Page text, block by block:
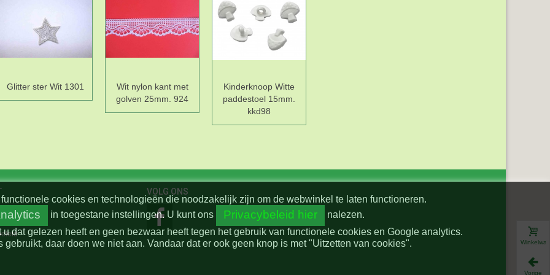
Glitter ster Wit 1301
Wit nylon kant met
golven 25mm. 924
Kinderknoop Witte
paddestoel 15mm.
kkd98
VOLG ONS
cookies en technologieën die noodzakelijk zijn om de webwinkel te laten functioneren.
in toegestane instellingen. U kunt ons Privacybeleid hier
nalezen.
dat gelezen heeft en geen bezwaar heeft tegen het gebruik van functionele cookies en Google analytics.
gebruikt, daar doen we niet aan. Vandaar dat er ook geen knop is met "Uitzetten van cookies".
Vorige